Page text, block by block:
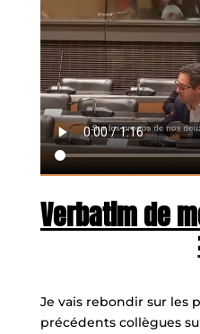
Verbatim de
Je vais rebondir sur les
précédents collègues